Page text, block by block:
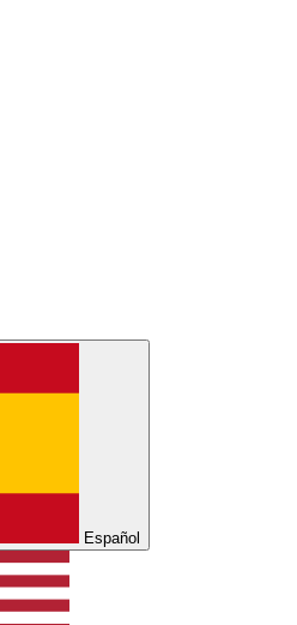
Español